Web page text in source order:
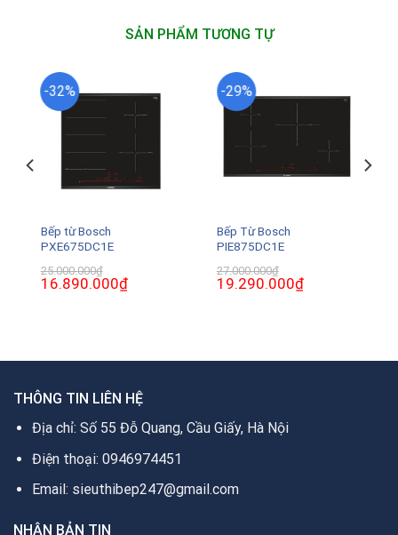
SẢN PHẨM TƯƠNG TỰ
-32%
Bếp từ Bosch
PXE675DC1E
25.000.000₫
Giá
gốc
16.890.000₫Giá
hiện
-29%
Bếp Từ Bosch
PIE875DC1E
27.000.000₫
Giá
gốc
19.290.000₫Giá
hiện
THÔNG TIN LIÊN HỆ
Địa chỉ: Số 55 Đỗ Quang, Cầu Giấy, Hà Nội
Điện thoại: 0946974451
Email: sieuthibep247@gmail.com
NHẬN BẢN TIN